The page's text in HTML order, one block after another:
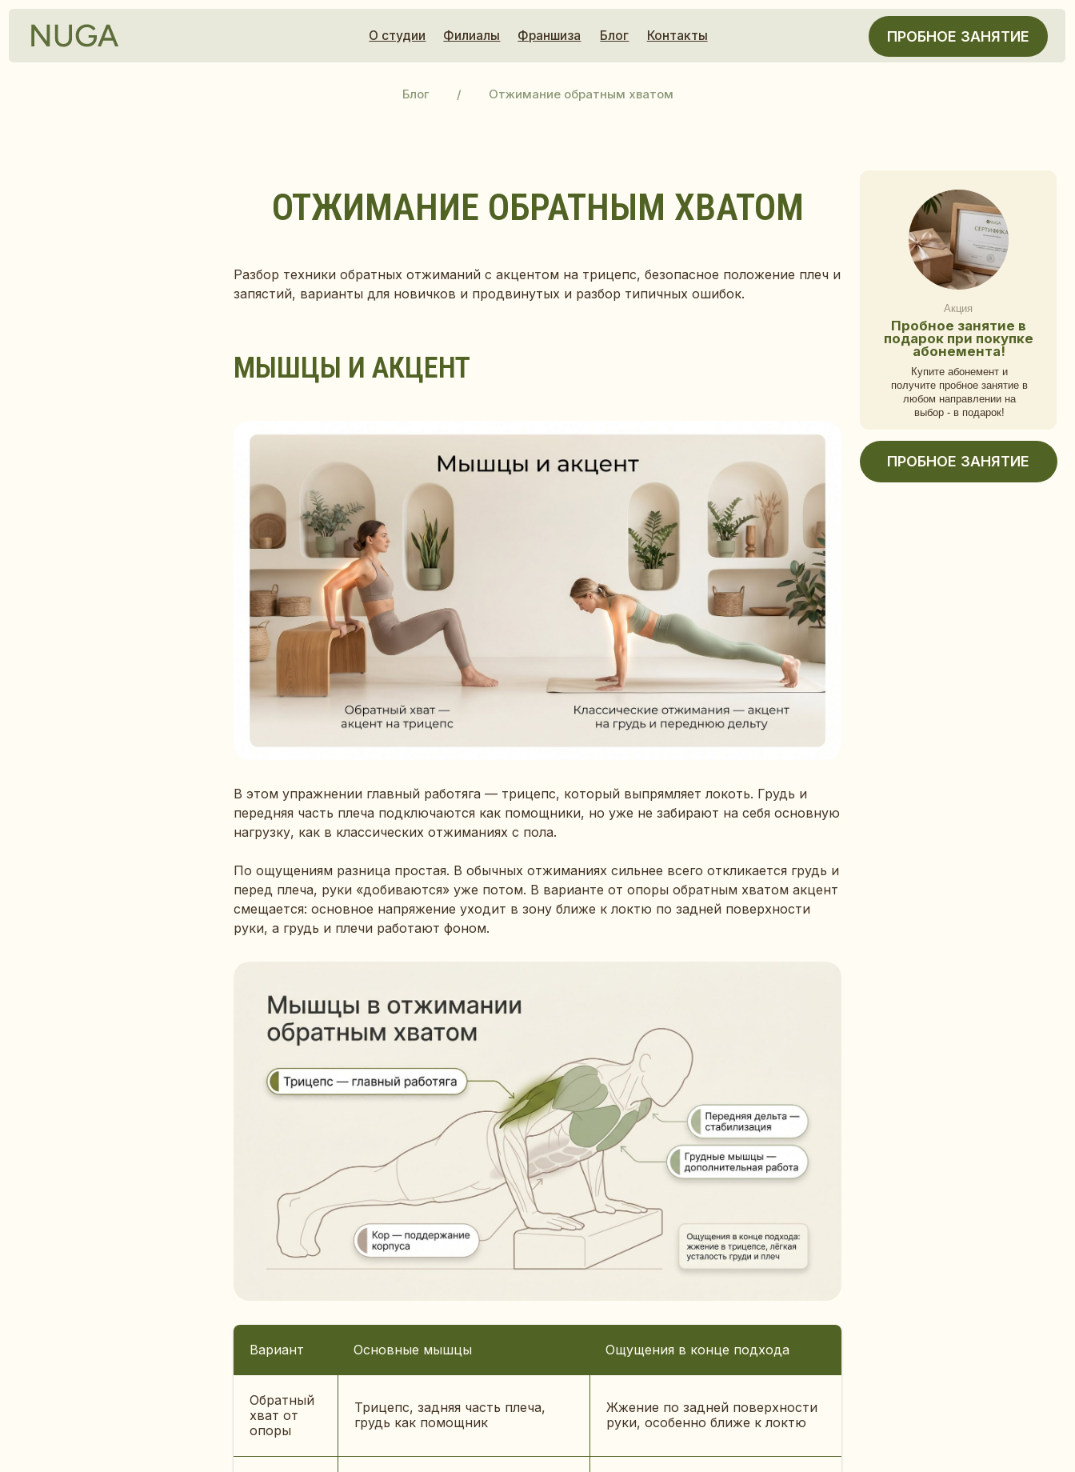
О студии Филиалы Франшиза Блог Контакты ПРОБНОЕ ЗАНЯТИЕ
Блог / Отжимание обратным хватом
ОТЖИМАНИЕ ОБРАТНЫМ ХВАТОМ
Купите абонемент и
получите пробное занятие в
ПРОБНОЕ ЗАНЯТИЕ
Разбор техники обратных отжиманий с акцентом на трицепс, безопасное положение плеч и
запястий, варианты для новичков и продвинутых и разбор типичных ошибок.
МЫШЦЫ И АКЦЕНТ
В этом упражнении главный работяга — трицепс, который выпрямляет локоть. Грудь и
передняя часть плеча подключаются как помощники, но уже не забирают на себя основную
нагрузку, как в классических отжиманиях с пола.
По ощущениям разница простая. В обычных отжиманиях сильнее всего откликается грудь и
перед плеча, руки «добиваются» уже потом. В варианте от опоры обратным хватом акцент
смещается: основное напряжение уходит в зону ближе к локтю по задней поверхности
руки, а грудь и плечи работают фоном.
Вариант Основные мышцы Ощущения в конце подхода
Обратный
хват от
опоры
Трицепс, задняя часть плеча,
грудь как помощник
Жжение по задней поверхности
руки, особенно ближе к локтю